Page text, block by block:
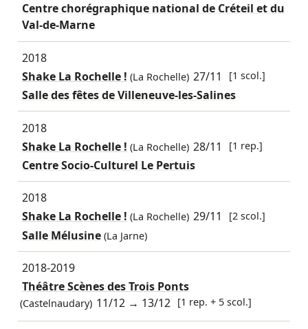
Centre chorégraphique national de Créteil et du
Val-de-Marne
2018
Shake La Rochelle ! (La Rochelle) 27/11 [1 scol.]
Salle des fêtes de Villeneuve-les-Salines
2018
Shake La Rochelle ! (La Rochelle) 28/11 [1 rep.]
Centre Socio-Culturel Le Pertuis
2018
Shake La Rochelle ! (La Rochelle) 29/11 [2 scol.]
Salle Mélusine (La Jarne)
2018-2019
Théâtre Scènes des Trois Ponts
(Castelnaudary) 11/12 → 13/12 [1 rep. + 5 scol.]